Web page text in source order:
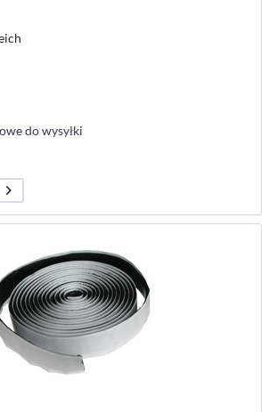
do wysyłki